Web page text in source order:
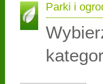
Parki i